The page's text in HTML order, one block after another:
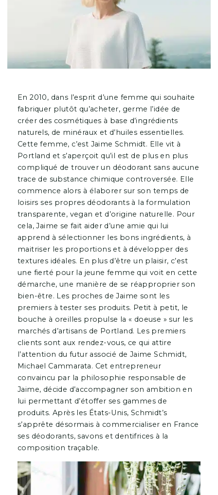
En 2010, dans l’esprit d’une femme qui souhaite
fabriquer plutôt qu’acheter, germe l’idée de
créer des cosmétiques à base d’ingrédients
naturels, de minéraux et d’huiles essentielles.
Cette femme, c’est Jaime Schmidt. Elle vit à
Portland et s’aperçoit qu’il est de plus en plus
compliqué de trouver un déodorant sans aucune
trace de substance chimique controversée. Elle
commence alors à élaborer sur son temps de
loisirs ses propres déodorants à la formulation
transparente, vegan et d’origine naturelle. Pour
cela, Jaime se fait aider d’une amie qui lui
apprend à sélectionner les bons ingrédients, à
maitriser les proportions et à développer des
textures idéales. En plus d’être un plaisir, c’est
une fierté pour la jeune femme qui voit en cette
démarche, une manière de se réapproprier son
bien-être. Les proches de Jaime sont les
premiers à tester ses produits. Petit à petit, le
bouche à oreilles propulse la « doeuse » sur les
marchés d’artisans de Portland. Les premiers
clients sont aux rendez-vous, ce qui attire
l’attention du futur associé de Jaime Schmidt,
Michael Cammarata. Cet entrepreneur
convaincu par la philosophie responsable de
Jaime, décide d’accompagner son ambition en
lui permettant d’étoffer ses gammes de
produits. Après les États-Unis, Schmidt’s
s’apprête désormais à commercialiser en France
ses déodorants, savons et dentifrices à la
composition traçable.